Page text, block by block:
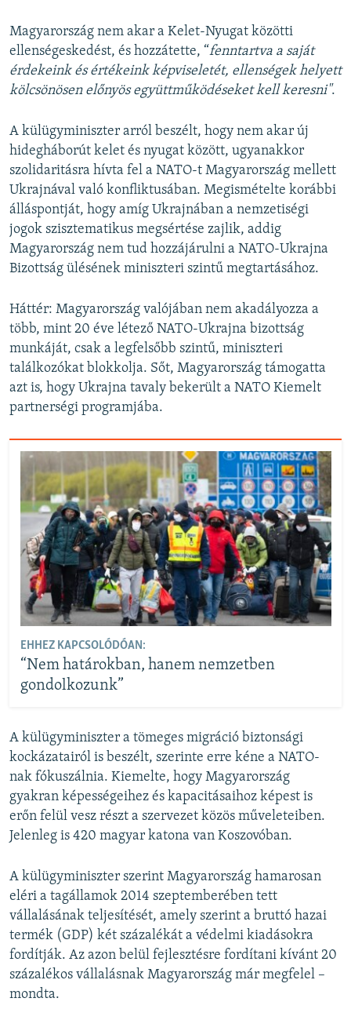
Magyarország nem akar a Kelet-Nyugat közötti
ellenségeskedést, és hozzátette, “fenntartva a saját
érdekeink és értékeink képviseletét, ellenségek helyett
kölcsönösen előnyös együttműködéseket kell keresni".
A külügyminiszter arról beszélt, hogy nem akar új
hidegháborút kelet és nyugat között, ugyanakkor
szolidaritásra hívta fel a NATO-t Magyarország mellett
Ukrajnával való konfliktusában. Megismételte korábbi
álláspontját, hogy amíg Ukrajnában a nemzetiségi
jogok szisztematikus megsértése zajlik, addig
Magyarország nem tud hozzájárulni a NATO-Ukrajna
Bizottság ülésének miniszteri szintű megtartásához.
Háttér: Magyarország valójában nem akadályozza a
több, mint 20 éve létező NATO-Ukrajna bizottság
munkáját, csak a legfelsőbb szintű, miniszteri
találkozókat blokkolja. Sőt, Magyarország támogatta
azt is, hogy Ukrajna tavaly bekerült a NATO Kiemelt
partnerségi programjába.
EHHEZ KAPCSOLÓDÓAN:
“Nem határokban, hanem nemzetben
gondolkozunk”
A külügyminiszter a tömeges migráció biztonsági
kockázatairól is beszélt, szerinte erre kéne a NATO-
nak fókuszálnia. Kiemelte, hogy Magyarország
gyakran képességeihez és kapacitásaihoz képest is
erőn felül vesz részt a szervezet közös műveleteiben.
Jelenleg is 420 magyar katona van Koszovóban.
A külügyminiszter szerint Magyarország hamarosan
eléri a tagállamok 2014 szeptemberében tett
vállalásának teljesítését, amely szerint a bruttó hazai
termék (GDP) két százalékát a védelmi kiadásokra
fordítják. Az azon belül fejlesztésre fordítani kívánt 20
százalékos vállalásnak Magyarország már megfelel –
mondta.